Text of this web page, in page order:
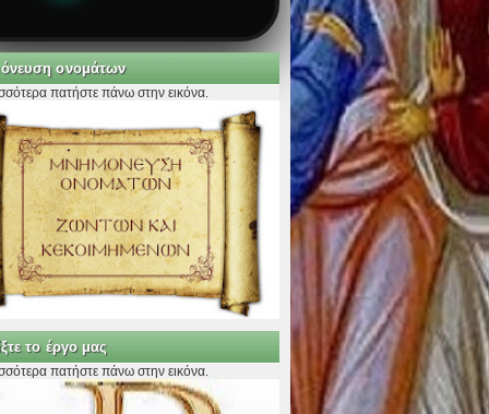
ονομάτων
πατήστε πάνω στην εικόνα.
το έργο μας
πατήστε πάνω στην εικόνα.